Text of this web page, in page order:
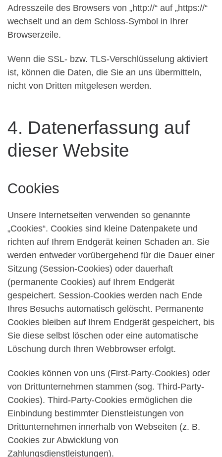
Adresszeile des Browsers von „http://“ auf „https://“
wechselt und an dem Schloss-Symbol in Ihrer
Browserzeile.
Wenn die SSL- bzw. TLS-Verschlüsselung aktiviert
ist, können die Daten, die Sie an uns übermitteln,
nicht von Dritten mitgelesen werden.
4. Datenerfassung auf
dieser Website
Cookies
Unsere Internetseiten verwenden so genannte
„Cookies“. Cookies sind kleine Datenpakete und
richten auf Ihrem Endgerät keinen Schaden an. Sie
werden entweder vorübergehend für die Dauer einer
Sitzung (Session-Cookies) oder dauerhaft
(permanente Cookies) auf Ihrem Endgerät
gespeichert. Session-Cookies werden nach Ende
Ihres Besuchs automatisch gelöscht. Permanente
Cookies bleiben auf Ihrem Endgerät gespeichert, bis
Sie diese selbst löschen oder eine automatische
Löschung durch Ihren Webbrowser erfolgt.
Cookies können von uns (First-Party-Cookies) oder
von Drittunternehmen stammen (sog. Third-Party-
Cookies). Third-Party-Cookies ermöglichen die
Einbindung bestimmter Dienstleistungen von
Drittunternehmen innerhalb von Webseiten (z. B.
Cookies zur Abwicklung von
Zahlungsdienstleistungen).